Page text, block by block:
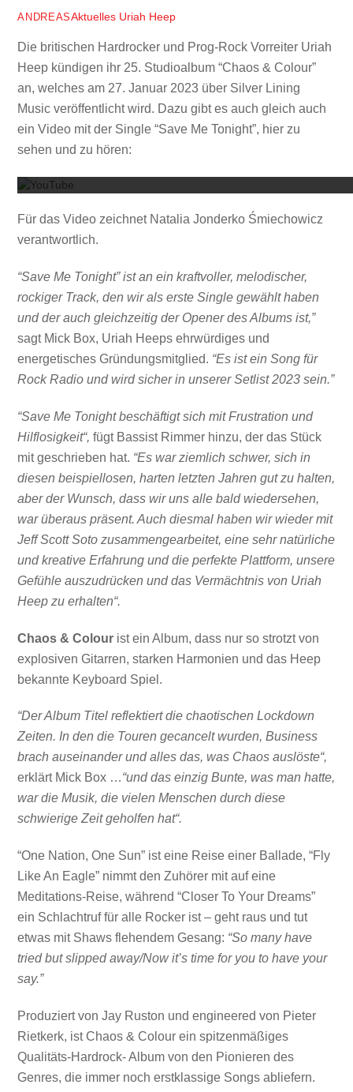
ANDREASAktuelles Uriah Heep
Die britischen Hardrocker und Prog-Rock Vorreiter Uriah
Heep kündigen ihr 25. Studioalbum “Chaos & Colour”
an, welches am 27. Januar 2023 über Silver Lining
Music veröffentlicht wird. Dazu gibt es auch gleich auch
ein Video mit der Single “Save Me Tonight”, hier zu
sehen und zu hören:
Für das Video zeichnet Natalia Jonderko Śmiechowicz
verantwortlich.
“Save Me Tonight” ist an ein kraftvoller, melodischer,
rockiger Track, den wir als erste Single gewählt haben
und der auch gleichzeitig der Opener des Albums ist,”
sagt Mick Box, Uriah Heeps ehrwürdiges und
energetisches Gründungsmitglied. “Es ist ein Song für
Rock Radio und wird sicher in unserer Setlist 2023 sein.”
“Save Me Tonight beschäftigt sich mit Frustration und
Hilflosigkeit“, fügt Bassist Rimmer hinzu, der das Stück
mit geschrieben hat. “Es war ziemlich schwer, sich in
diesen beispiellosen, harten letzten Jahren gut zu halten,
aber der Wunsch, dass wir uns alle bald wiedersehen,
war überaus präsent. Auch diesmal haben wir wieder mit
Jeff Scott Soto zusammengearbeitet, eine sehr natürliche
und kreative Erfahrung und die perfekte Plattform, unsere
Gefühle auszudrücken und das Vermächtnis von Uriah
Heep zu erhalten“.
Chaos & Colour ist ein Album, dass nur so strotzt von
explosiven Gitarren, starken Harmonien und das Heep
bekannte Keyboard Spiel.
“Der Album Titel reflektiert die chaotischen Lockdown
Zeiten. In den die Touren gecancelt wurden, Business
brach auseinander und alles das, was Chaos auslöste“,
erklärt Mick Box …“und das einzig Bunte, was man hatte,
war die Musik, die vielen Menschen durch diese
schwierige Zeit geholfen hat“.
“One Nation, One Sun” ist eine Reise einer Ballade, “Fly
Like An Eagle” nimmt den Zuhörer mit auf eine
Meditations-Reise, während “Closer To Your Dreams”
ein Schlachtruf für alle Rocker ist – geht raus und tut
etwas mit Shaws flehendem Gesang: “So many have
tried but slipped away/Now it’s time for you to have your
say.”
Produziert von Jay Ruston und engineered von Pieter
Rietkerk, ist Chaos & Colour ein spitzenmäßiges
Qualitäts-Hardrock- Album von den Pionieren des
Genres, die immer noch erstklassige Songs abliefern.